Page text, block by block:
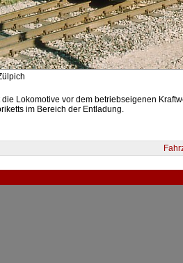
die Lokomotive vor dem betriebseigenen
im Bereich der Entladung.